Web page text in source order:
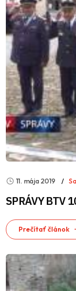
11. mája 2019
SPRÁVY BTV
Prečítať článok